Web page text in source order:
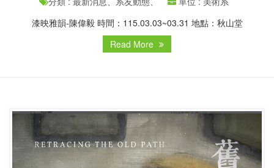
漆映雅韻-陳偉毅 時間：115.03.03~03.31 地點：秋山堂
Read More